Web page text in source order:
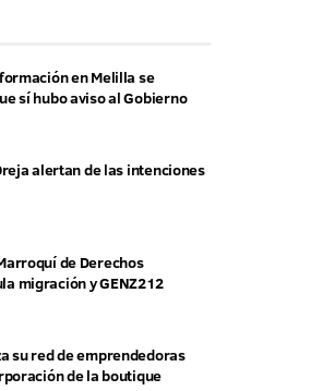
en Melilla se
sí hubo aviso al Gobierno
alertan de las intenciones
de Derechos
migración y GENZ212
su red de emprendedoras
de la boutique